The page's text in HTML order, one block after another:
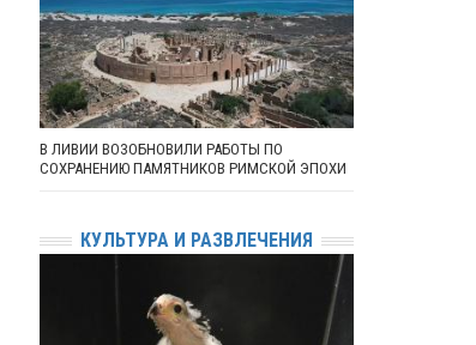
В ЛИВИИ ВОЗОБНОВИЛИ РАБОТЫ ПО
СОХРАНЕНИЮ ПАМЯТНИКОВ РИМСКОЙ ЭПОХИ
КУЛЬТУРА И РАЗВЛЕЧЕНИЯ